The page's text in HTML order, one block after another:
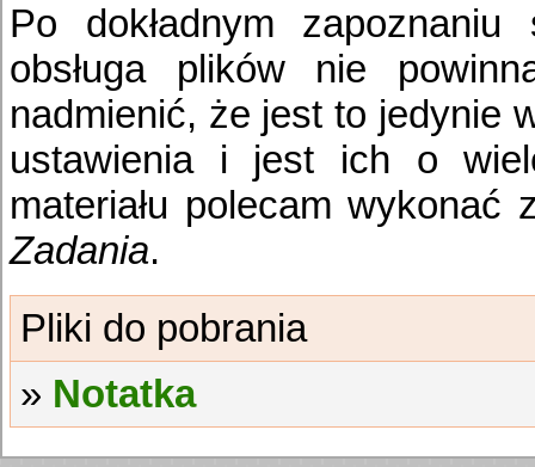
Po dokładnym
obsługa plików nie
nadmienić, że jest to jedynie
ustawienia i jest ich o
materiału polecam
Zadania.
Notatka